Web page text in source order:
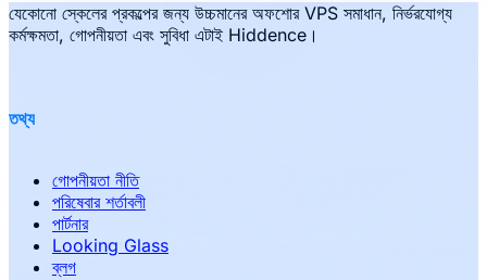
যেকোনো স্কেলের প্রকল্পের জন্য উচ্চমানের অফশোর VPS সমাধান, নির্ভরযোগ্য
কর্মক্ষমতা, গোপনীয়তা এবং সুবিধা এটাই Hiddence।
তথ্য
গোপনীয়তা নীতি
পরিষেবার শর্তাবলী
পার্টনার
Looking Glass
ব্লগ